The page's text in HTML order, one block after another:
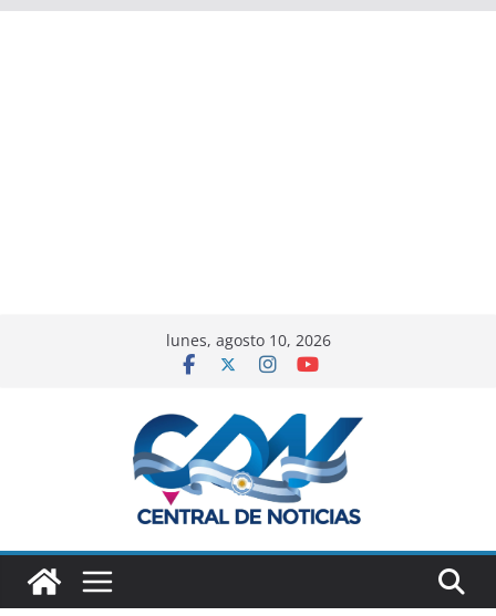
lunes, agosto 10, 2026